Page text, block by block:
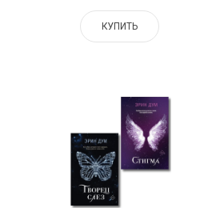
КУПИТЬ